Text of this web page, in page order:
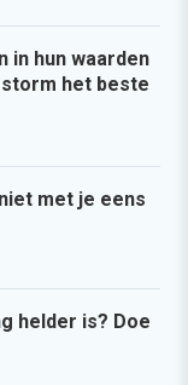
in hun waarden
het beste
met je eens
helder is? Doe